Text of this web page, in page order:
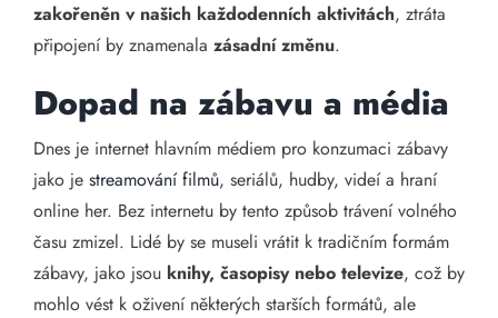
zakořeněn v našich každodenních aktivitách, ztráta
připojení by znamenala zásadní změnu.
Dopad na zábavu a média
Dnes je internet hlavním médiem pro konzumaci zábavy
jako je streamování filmů, seriálů, hudby, videí a hraní
online her. Bez internetu by tento způsob trávení volného
času zmizel. Lidé by se museli vrátit k tradičním formám
zábavy, jako jsou knihy, časopisy nebo televize, což by
mohlo vést k oživení některých starších formátů, ale